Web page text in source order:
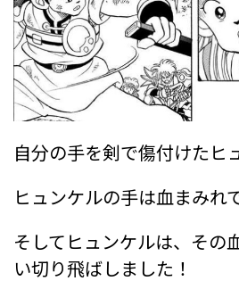
自分の手を剣で傷付けたヒ
ヒュンケルの手は血まみれ
そしてヒュンケルは、その
い切り飛ばしました！